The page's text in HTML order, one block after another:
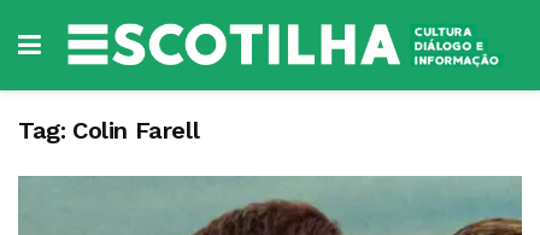
Tag: Colin Farell